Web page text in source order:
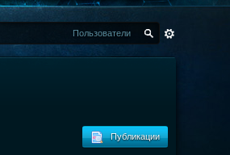
Пользователи
Публикации